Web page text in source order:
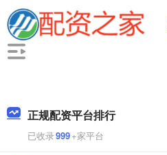
正规配资平台排行
已收录999+家平台